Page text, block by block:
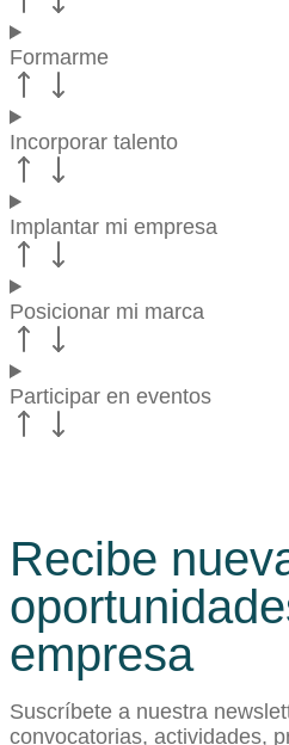
Formarme
Incorporar talento
Implantar mi empresa
Posicionar mi marca
Participar en eventos
Recibe
empresa
Suscríbete a nuestra
convocatorias, actividades,